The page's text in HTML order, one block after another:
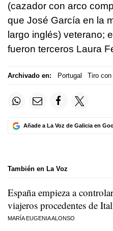
(cazador con arco
que José García en la
largo inglés) veterano;
fueron terceros Laura
Archivado en: Portugal Tiro con
Añade a La Voz de Galicia en
También en La Voz
España empieza a
viajeros procedentes de
MARÍA EUGENIA ALONSO